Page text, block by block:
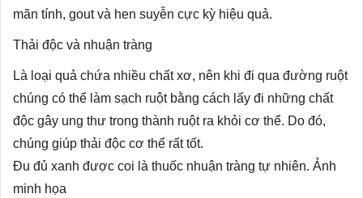
mãn tính, gout và hen suyễn cực kỳ hiệu quả.
Thải độc và nhuận tràng
Là loại quả chứa nhiều chất xơ, nên khi đi qua đường ruột
chúng có thể làm sạch ruột bằng cách lấy đi những chất
độc gây ung thư trong thành ruột ra khỏi cơ thể. Do đó,
chúng giúp thải độc cơ thể rất tốt.
Đu đủ xanh được coi là thuốc nhuận tràng tự nhiên. Ảnh
minh họa